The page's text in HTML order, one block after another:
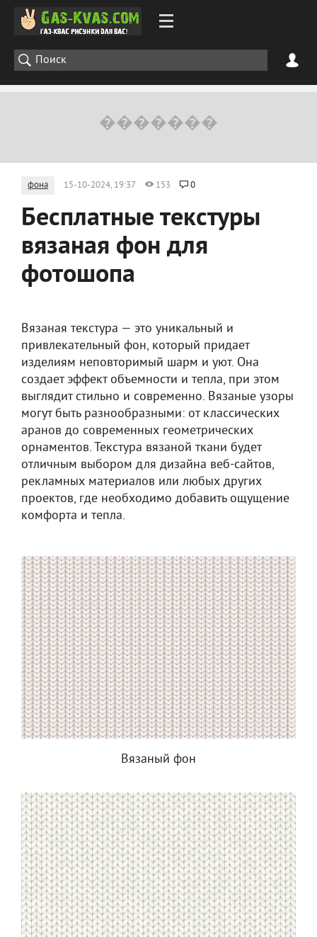
фона 15-10-2024, 19:37 153 0
Бесплатные текстуры
вязаная фон для
фотошопа
Вязаная текстура — это уникальный и
привлекательный фон, который придает
изделиям неповторимый шарм и уют. Она
создает эффект объемности и тепла, при этом
выглядит стильно и современно. Вязаные узоры
могут быть разнообразными: от классических
аранов до современных геометрических
орнаментов. Текстура вязаной ткани будет
отличным выбором для дизайна веб-сайтов,
рекламных материалов или любых других
проектов, где необходимо добавить ощущение
комфорта и тепла.
Вязаный фон